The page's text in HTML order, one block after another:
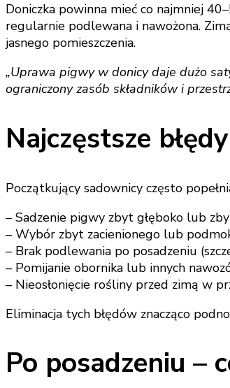
Doniczka powinna mieć co najmniej
regularnie podlewana i nawożona.
jasnego pomieszczenia.
„Uprawa pigwy w donicy daje dużo
ograniczony zasób składników i
Najczęstsze
Początkujący sadownicy często
– Sadzenie pigwy zbyt głęboko lub
– Wybór zbyt zacienionego lub
– Brak podlewania po posadzeniu
– Pomijanie obornika lub innych
– Nieosłonięcie rośliny przed zimą w
Eliminacja tych błędów znacząco
Po posadzeniu –